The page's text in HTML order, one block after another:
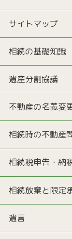
サイトマップ
相続の基礎知識
遺産分割協議
不動産の名義変
相続時の不動産
相続税申告・納
相続放棄と限定
遺言